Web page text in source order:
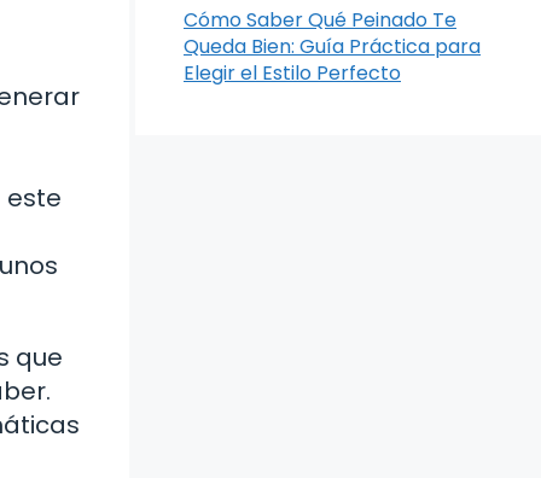
este
que
Cómo Saber Qué Peinado Te
Queda Bien: Guía Práctica para
Elegir el Estilo Perfecto